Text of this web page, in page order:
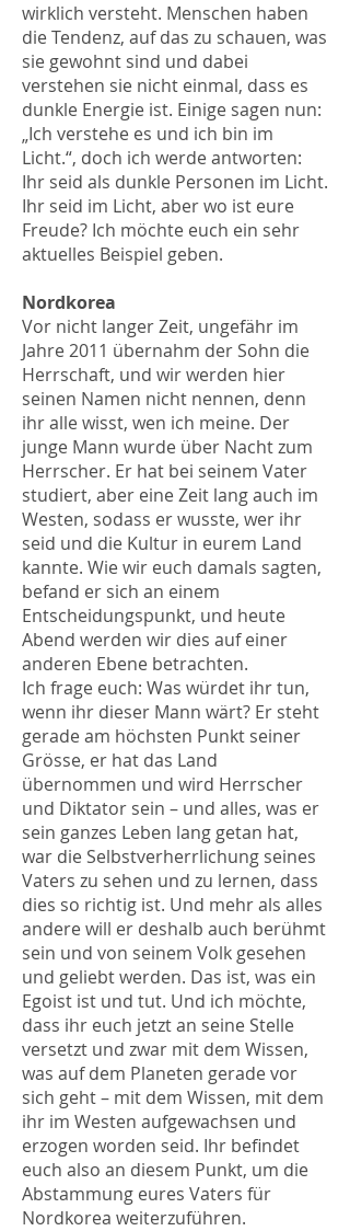
wirklich versteht. Menschen haben
die Tendenz, auf das zu schauen, was
sie gewohnt sind und dabei
verstehen sie nicht einmal, dass es
dunkle Energie ist. Einige sagen nun:
„Ich verstehe es und ich bin im
Licht.“, doch ich werde antworten:
Ihr seid als dunkle Personen im Licht.
Ihr seid im Licht, aber wo ist eure
Freude? Ich möchte euch ein sehr
aktuelles Beispiel geben.
Nordkorea
Vor nicht langer Zeit, ungefähr im
Jahre 2011 übernahm der Sohn die
Herrschaft, und wir werden hier
seinen Namen nicht nennen, denn
ihr alle wisst, wen ich meine. Der
junge Mann wurde über Nacht zum
Herrscher. Er hat bei seinem Vater
studiert, aber eine Zeit lang auch im
Westen, sodass er wusste, wer ihr
seid und die Kultur in eurem Land
kannte. Wie wir euch damals sagten,
befand er sich an einem
Entscheidungspunkt, und heute
Abend werden wir dies auf einer
anderen Ebene betrachten.
Ich frage euch: Was würdet ihr tun,
wenn ihr dieser Mann wärt? Er steht
gerade am höchsten Punkt seiner
Grösse, er hat das Land
übernommen und wird Herrscher
und Diktator sein – und alles, was er
sein ganzes Leben lang getan hat,
war die Selbstverherrlichung seines
Vaters zu sehen und zu lernen, dass
dies so richtig ist. Und mehr als alles
andere will er deshalb auch berühmt
sein und von seinem Volk gesehen
und geliebt werden. Das ist, was ein
Egoist ist und tut. Und ich möchte,
dass ihr euch jetzt an seine Stelle
versetzt und zwar mit dem Wissen,
was auf dem Planeten gerade vor
sich geht – mit dem Wissen, mit dem
ihr im Westen aufgewachsen und
erzogen worden seid. Ihr befindet
euch also an diesem Punkt, um die
Abstammung eures Vaters für
Nordkorea weiterzuführen.